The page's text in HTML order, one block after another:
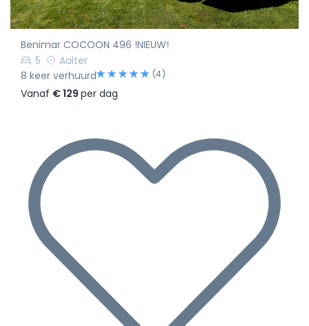
Benimar COCOON 496 !NIEUW!
5
Aalter
8 keer verhuurd
(4)
Vanaf € 129 per dag